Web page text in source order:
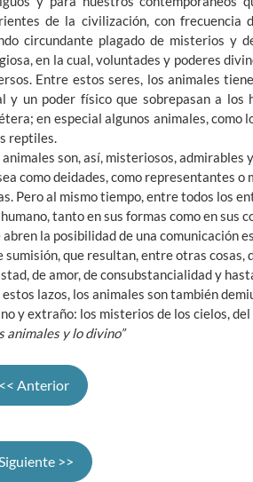
de la civilización, con frecuencia
circundante plagado de misterios y
en la cual, voluntades y poderes
Entre estos seres, los animales
y un poder físico que sobrepasan a los
en especial algunos animales, como
reptiles.
animales son, así, misteriosos,
como deidades, como representantes
Pero al mismo tiempo, entre todos los
tanto en sus formas como en sus
abren la posibilidad de una comunicación
sumisión, que resultan, entre otras
de amor, de consubstancialidad y
estos lazos, los animales son también
y extraño: los misterios de los cielos,
animales y lo divino”
<< Anterior
>>